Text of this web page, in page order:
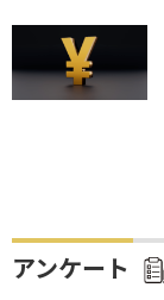
アンケート